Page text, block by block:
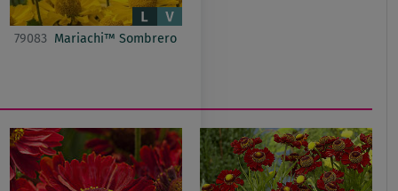
79083 Mariachi™ Sombrero